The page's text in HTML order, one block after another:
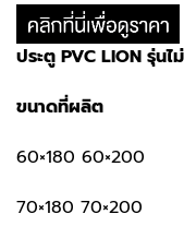
ประตู PVC LION รุ่นไ
ขนาดที่ผลิต
60×180 60×200
70×180 70×200